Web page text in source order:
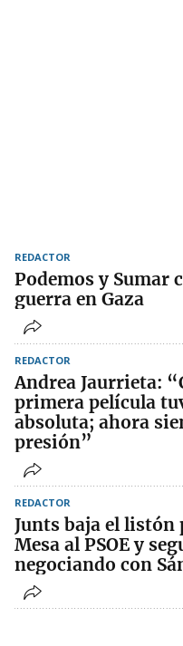
REDACTOR
Podemos y Sumar
guerra en Gaza
REDACTOR
Andrea Jaurrieta:
primera película
absoluta; ahora
presión”
REDACTOR
Junts baja el listón
Mesa al PSOE y
negociando con